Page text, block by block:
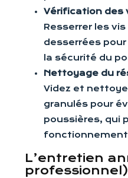
Vérification des
Resserrer les
desserrées
la sécurité du
Nettoyage du
Videz et
granulés pour
poussières, qui
fonctionnement
L’entretien
professionnel)